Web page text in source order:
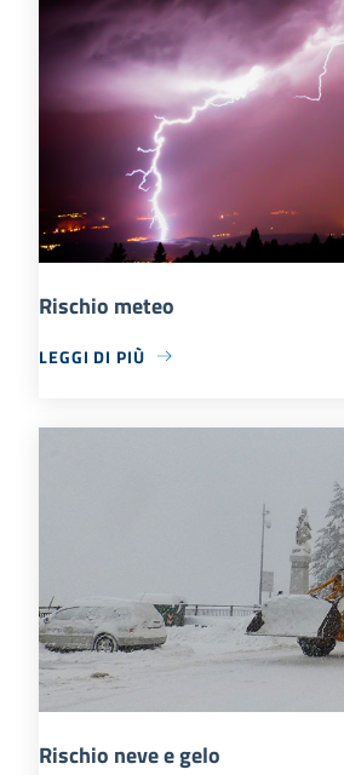
Rischio meteo
LEGGI DI PIÙ
Rischio neve e gelo